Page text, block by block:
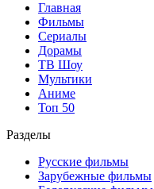
Главная
Фильмы
Сериалы
Дорамы
ТВ Шоу
Мультики
Аниме
Топ 50
Разделы
Русские фильмы
Зарубежные фильмы